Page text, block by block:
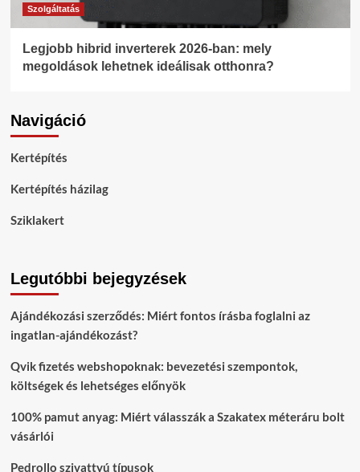
Szolgáltatás
Legjobb hibrid inverterek 2026-ban: mely
megoldások lehetnek ideálisak otthonra?
Navigáció
Kertépítés
Kertépítés házilag
Sziklakert
Legutóbbi bejegyzések
Ajándékozási szerződés: Miért fontos írásba foglalni az
ingatlan-ajándékozást?
Qvik fizetés webshopoknak: bevezetési szempontok,
költségek és lehetséges előnyök
100% pamut anyag: Miért válasszák a Szakatex méteráru bolt
vásárlói
Pedrollo szivattyú típusok